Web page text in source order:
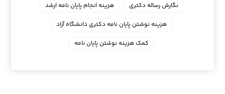
نگارش رساله دکتری
هزینه انجام پایان نامه ارشد
هزینه نوشتن پایان نامه دکتری دانشگاه آزاد
کمک هزینه نوشتن پایان نامه